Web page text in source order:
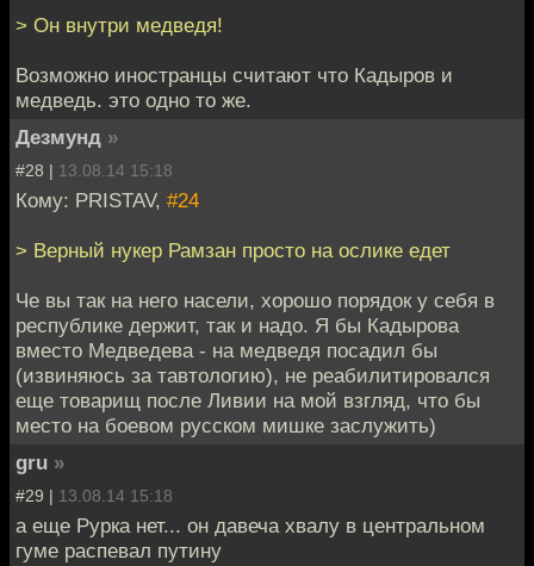
> Он внутри медведя!
Возможно иностранцы считают что Кадыров и
медведь. это одно то же.
Дезмунд »
#28 | 13.08.14 15:18
Кому: PRISTAV, #24
> Верный нукер Рамзан просто на ослике едет
Че вы так на него насели, хорошо порядок у себя в
республике держит, так и надо. Я бы Кадырова
вместо Медведева - на медведя посадил бы
(извиняюсь за тавтологию), не реабилитировался
еще товарищ после Ливии на мой взгляд, что бы
место на боевом русском мишке заслужить)
gru »
#29 | 13.08.14 15:18
а еще Рурка нет... он давеча хвалу в центральном
гуме распевал путину